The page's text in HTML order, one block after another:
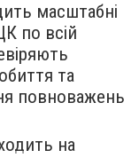
масштабні
по всій
та
повноважень
на